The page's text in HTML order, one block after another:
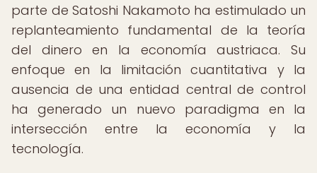
parte de Satoshi Nakamoto ha estimulado un
replanteamiento fundamental de la teoría
del dinero en la economía austriaca. Su
enfoque en la limitación cuantitativa y la
ausencia de una entidad central de control
ha generado un nuevo paradigma en la
intersección entre la economía y la
tecnología.